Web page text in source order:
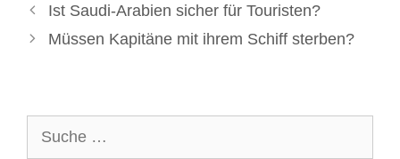
Ist Saudi-Arabien sicher für Touristen?
Müssen Kapitäne mit ihrem Schiff sterben?
nach: